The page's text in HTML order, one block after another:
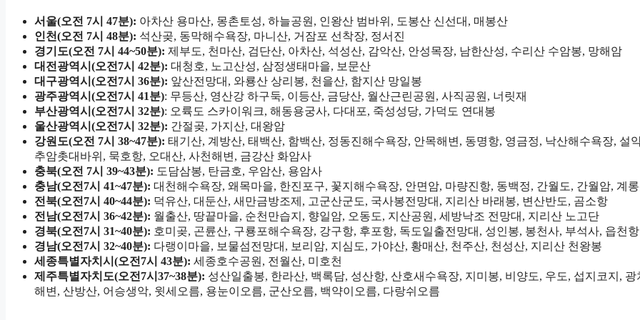
서울(오전 7시 47분): 아차산 용마산, 몽촌토성, 하늘공원, 인왕산 범바위, 도봉산 신선대, 매봉산
인천(오전 7시 48분): 석산곶, 동막해수욕장, 마니산, 거잠포 선착장, 정서진
경기도(오전 7시 44~50분): 제부도, 천마산, 검단산, 아차산, 석성산, 감악산, 안성목장, 남한산성, 수리산 수암봉, 망해암
대전광역시(오전7시 42분): 대청호, 노고산성, 삼정생태마을, 보문산
대구광역시(오전7시 36분): 앞산전망대, 와룡산 상리봉, 천을산, 함지산 망일봉
광주광역시(오전7시 41분): 무등산, 영산강 하구둑, 이등산, 금당산, 월산근린공원, 사직공원, 너릿재
부산광역시(오전7시 32분): 오륙도 스카이워크, 해동용궁사, 다대포, 죽성성당, 가덕도 연대봉
울산광역시(오전7시 32분): 간절곶, 가지산, 대왕암
강원도(오전 7시 38~47분): 태기산, 계방산, 태백산, 함백산, 정동진해수욕장, 안목해변, 동명항, 영금정, 낙산해수욕장, 설
추암촛대바위, 묵호항, 오대산, 사천해변, 금강산 화암사
충북(오전 7시 39~43분): 도담삼봉, 탄금호, 우암산, 용암사
충남(오전7시 41~47분): 대천해수욕장, 왜목마을, 한진포구, 꽃지해수욕장, 안면암, 마량진항, 동백정, 간월도, 간월암, 계
전북(오전7시 40~44분): 덕유산, 대둔산, 새만금방조제, 고군산군도, 국사봉전망대, 지리산 바래봉, 변산반도, 곰소항
전남(오전7시 36~42분): 월출산, 땅끝마을, 순천만습지, 향일암, 오동도, 지산공원, 세방낙조 전망대, 지리산 노고단
경북(오전7시 31~40분): 호미곶, 곤륜산, 구룡포해수욕장, 강구항, 후포항, 독도일출전망대, 성인봉, 봉천사, 부석사, 읍천항
경남(오전7시 32~40분): 다랭이마을, 보물섬전망대, 보리암, 지심도, 가야산, 황매산, 천주산, 천성산, 지리산 천왕봉
세종특별자치시(오전7시 43분): 세종호수공원, 전월산, 미호천
제주특별자치도(오전7시37~38분): 성산일출봉, 한라산, 백록담, 성산항, 산호새수욕장, 지미봉, 비양도, 우도, 섭지코지, 광
해변, 산방산, 어승생악, 윗세오름, 용눈이오름, 군산오름, 백약이오름, 다랑쉬오름